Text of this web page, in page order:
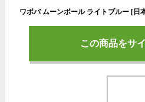
ワボバ ムーンボール ライトブルー [日
この商品をサ